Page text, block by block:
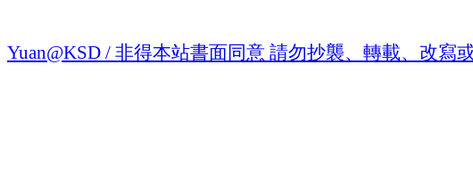
Yuan@KSD / 非得本站書面同意 請勿抄襲、轉載、改